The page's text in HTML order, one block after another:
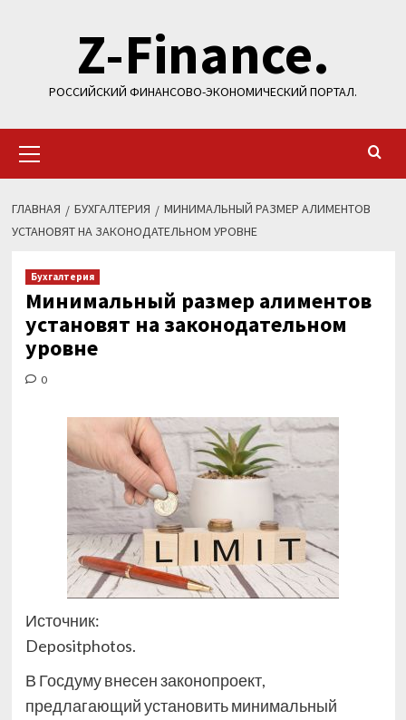
содержимомуZ-Finance.
РОССИЙСКИЙ ФИНАНСОВО-ЭКОНОМИЧЕСКИЙ ПОРТАЛ.
меню
ГЛАВНАЯ БУХГАЛТЕРИЯ
МИНИМАЛЬНЫЙ РАЗМЕР АЛИМЕНТОВ
УСТАНОВЯТ НА ЗАКОНОДАТЕЛЬНОМ УРОВНЕ
Бухгалтерия
Минимальный размер алиментов
установят на законодательном
уровне
0
Источник:
Depositphotos.
В Госдуму внесен законопроект,
предлагающий установить минимальный